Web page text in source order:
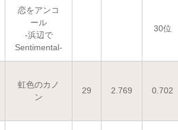
恋をアンコ
ール
-浜辺で
Sentimental-
30位
虹色のカノ
ン
29 2.769 0.702